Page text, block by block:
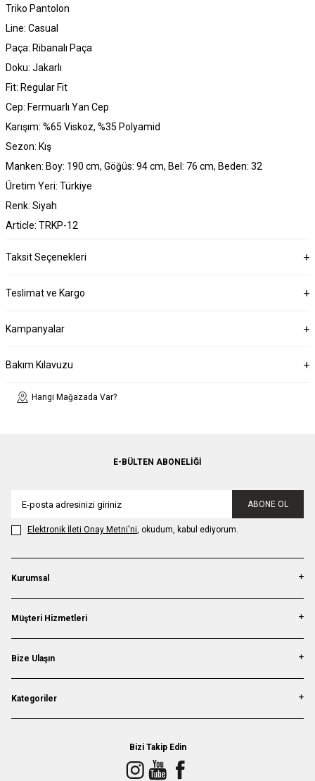
Triko Pantolon
Line: Casual
Paça: Ribanalı Paça
Doku: Jakarlı
Fit: Regular Fit
Cep: Fermuarlı Yan Cep
Karışım: %65 Viskoz, %35 Polyamid
Sezon: Kış
Manken: Boy: 190 cm, Göğüs: 94 cm, Bel: 76 cm, Beden: 32
Üretim Yeri: Türkiye
Renk: Siyah
Article: TRKP-12
Taksit Seçenekleri
Teslimat ve Kargo
Kampanyalar
Bakım Kılavuzu
Hangi Mağazada Var?
E-BÜLTEN ABONELIĞI
ABONE OL
Elektronik İleti Onay Metni'ni, okudum, kabul ediyorum.
Kurumsal
Müşteri Hizmetleri
Bize Ulaşın
Kategoriler
Bizi Takip Edin